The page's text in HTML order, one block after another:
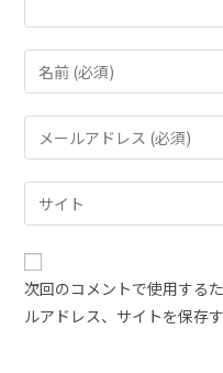
次回のコメントで使用する
ルアドレス、サイトを保存す